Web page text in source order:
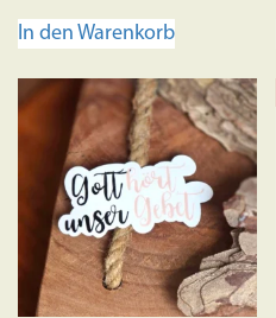
In den Warenkorb